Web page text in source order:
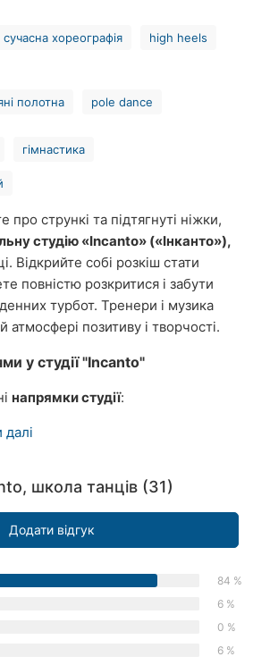
сучасна хореографія high heels
полотна pole dance
гімнастика
стрункі та підтягнуті ніжки,
студію «Incanto» («Інканто»),
Відкрийте собі розкіш стати
повністю розкритися і забути
турбот. Тренери і музика
атмосфері позитиву і творчості.
у студії "Incanto"
напрямки студії:
далі
школа танців (31)
Додати відгук
84 %
6 %
0 %
6 %